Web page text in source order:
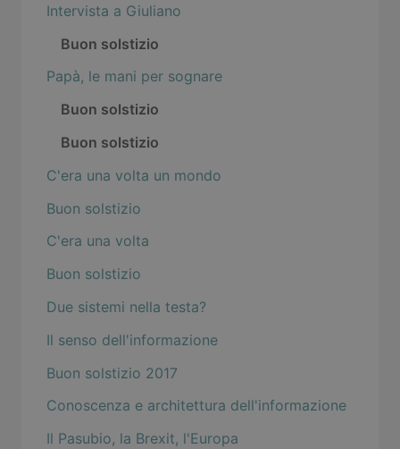
Intervista a Giuliano
Buon solstizio
Papà, le mani per sognare
Buon solstizio
Buon solstizio
C'era una volta un mondo
Buon solstizio
C'era una volta
Buon solstizio
Due sistemi nella testa?
Il senso dell'informazione
Buon solstizio 2017
Conoscenza e architettura dell'informazione
Il Pasubio, la Brexit, l'Europa